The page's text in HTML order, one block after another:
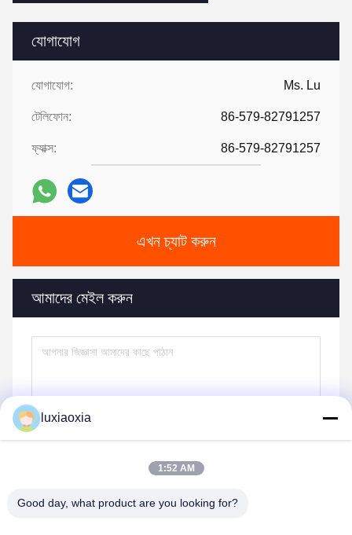
যোগাযোগ
যোগাযোগ: Ms. Lu
টেলিফোন: 86-579-82791257
ফ্যাক্স: 86-579-82791257
এখন চ্যাট করুন
আমাদের মেইল ​​করুন
luxiaoxia
1:52 AM
Good day, what product are you looking for?